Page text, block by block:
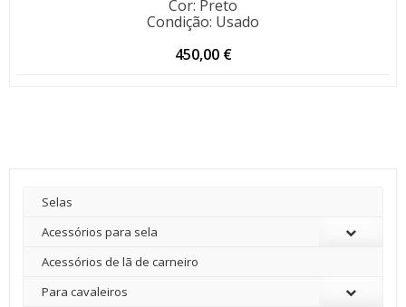
Cor: Preto
Condição: Usado
450,00 €
Selas
Acessórios para sela
Acessórios de lã de carneiro
Para cavaleiros